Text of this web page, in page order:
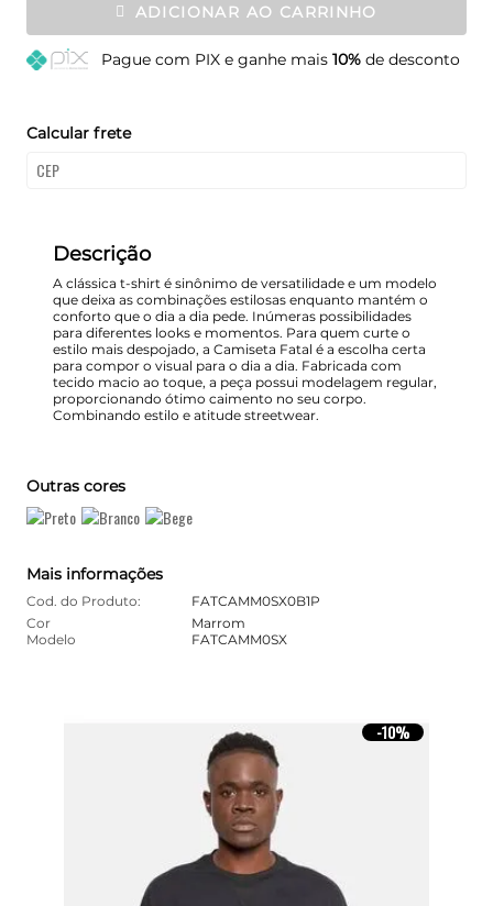
ADICIONAR AO CARRINHO
Pague com PIX e ganhe mais 10%de desconto
Calcular frete
Descrição
A clássica t-shirt é sinônimo de versatilidade e um modelo
que deixa as combinações estilosas enquanto mantém o
conforto que o dia a dia pede. Inúmeras possibilidades
para diferentes looks e momentos. Para quem curte o
estilo mais despojado, a Camiseta Fatal é a escolha certa
para compor o visual para o dia a dia. Fabricada com
tecido macio ao toque, a peça possui modelagem regular,
proporcionando ótimo caimento no seu corpo.
Combinando estilo e atitude streetwear.
Outras cores
Mais informações
Cod. do Produto:
FATCAMM0SX0B1P
Cor
Marrom
Modelo
FATCAMM0SX
-10%